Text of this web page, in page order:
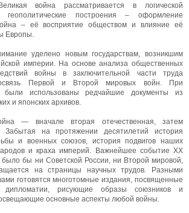
война рассматривается в логической
геополитические построения – оформление
– её восприятие обществом и влияние её
Европы.
уделено новым государствам, возникшим
империи. На основе анализа общественных
войны в заключительной части труда
Первой и Второй мировых войн. При
были использованы редчайшие документы из
и японских архивов.
— вначале вторая отечественная, затем
Забытая на протяжении десятилетий история
и военных союзов, история подвигов наших
и краха империй. Важнейшее событие ХХ
было бы ни Советской России, ни Второй мировой,
на страницы научных трудов. Разными
готовятся многотомные издания, посвященные
дипломатии, рисующие образы союзников и
основные аспекты любой войны.